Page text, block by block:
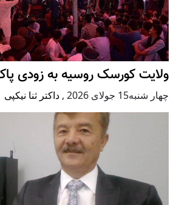
ولایت کورسک روسیه به زودی
چهار شنبه15 جولای 2026 , داکتر ثنا نیکپی